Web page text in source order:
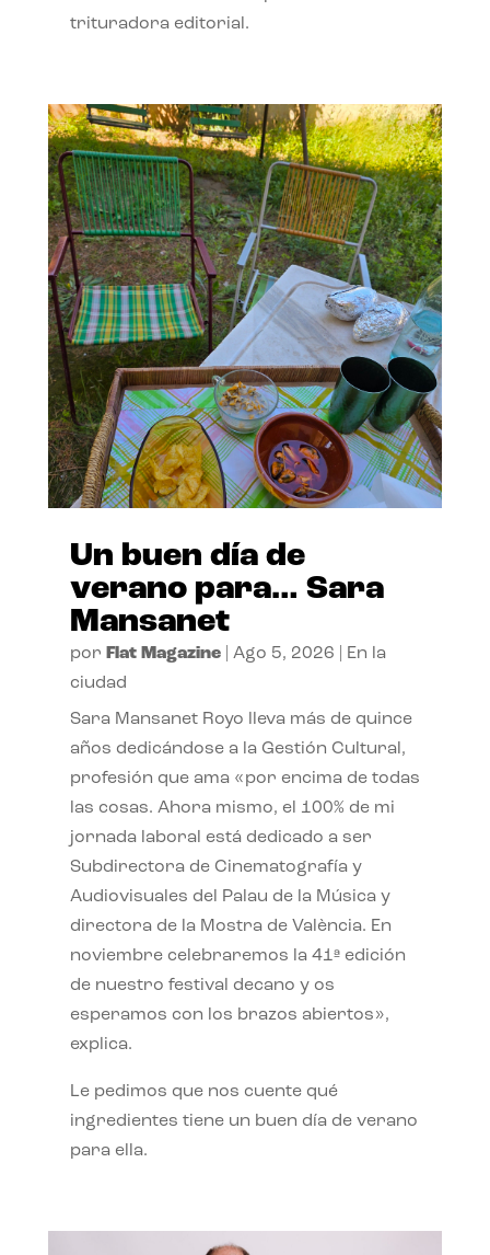
trituradora editorial.
Un buen día de
verano para… Sara
Mansanet
por Flat Magazine| Ago 5, 2026
En la
ciudad
Sara Mansanet Royo lleva más de quince
años dedicándose a la Gestión Cultural,
profesión que ama «por encima de todas
las cosas. Ahora mismo, el 100% de mi
jornada laboral está dedicado a ser
Subdirectora de Cinematografía y
Audiovisuales del Palau de la Música y
directora de la Mostra de València. En
noviembre celebraremos la 41ª edición
de nuestro festival decano y os
esperamos con los brazos abiertos»,
explica.
Le pedimos que nos cuente qué
ingredientes tiene un buen día de verano
para ella.